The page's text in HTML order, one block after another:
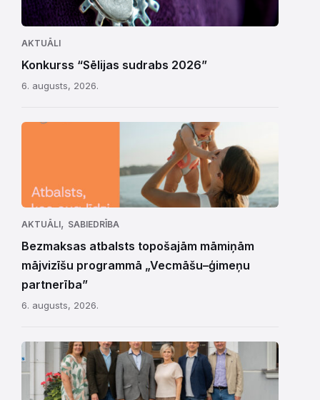
AKTUĀLI
Konkurss “Sēlijas sudrabs 2026”
6. augusts, 2026.
AKTUĀLI, SABIEDRĪBA
Bezmaksas atbalsts topošajām māmiņām
mājvizīšu programmā „Vecmāšu–ģimeņu
partnerība”
6. augusts, 2026.